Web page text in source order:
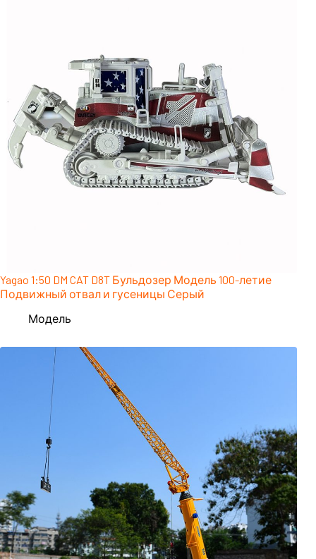
Yagao 1:50 DM CAT D8T Бульдозер Модель 100-летие
Подвижный отвал и гусеницы Серый
Модель